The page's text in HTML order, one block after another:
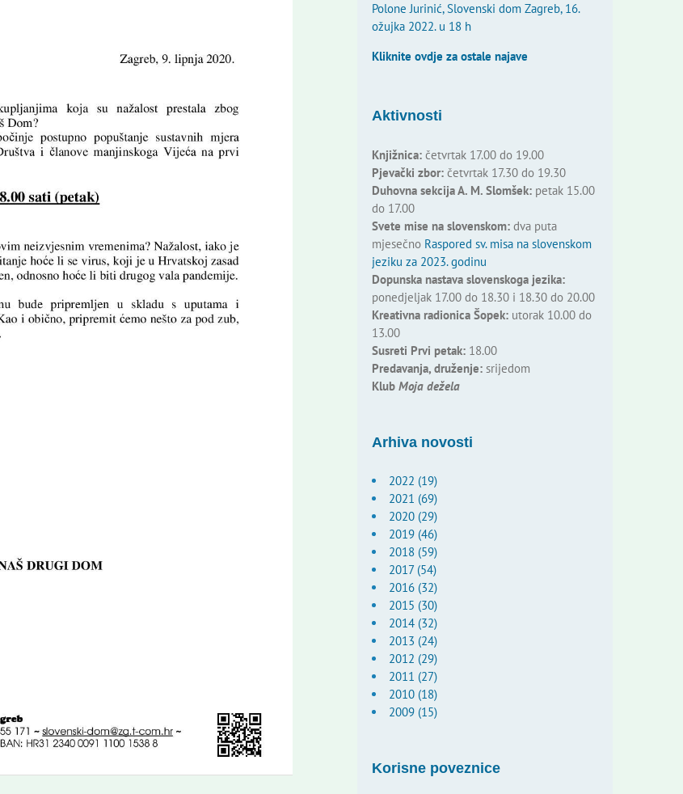
Polone Jurinić, Slovenski dom Zagreb, 16.
ožujka 2022. u 18 h
Kliknite ovdje za ostale najave
Aktivnosti
Knjižnica:četvrtak 17.00 do 19.00
Pjevački zbor:četvrtak 17.30 do 19.30
Duhovna sekcija A. M. Slomšek:petak 15.00
do 17.00
Svete mise na slovenskom:dva puta
mjesečno Raspored sv. misa na slovenskom
jeziku za 2023. godinu
Dopunska nastava slovenskoga jezika:
ponedjeljak 17.00 do 18.30 i 18.30 do 20.00
Kreativna radionica Šopek:utorak 10.00 do
13.00
Susreti Prvi petak:18.00
Predavanja, druženje:srijedom
Klub Moja dežela
Arhiva novosti
2022 (19)
2021 (69)
2020 (29)
2019 (46)
2018 (59)
2017 (54)
2016 (32)
2015 (30)
2014 (32)
2013 (24)
2012 (29)
2011 (27)
2010 (18)
2009 (15)
Korisne poveznice